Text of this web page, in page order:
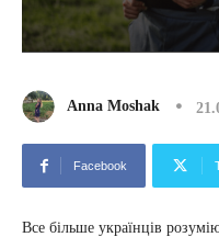
Anna Moshak
Facebook
Все більше українців